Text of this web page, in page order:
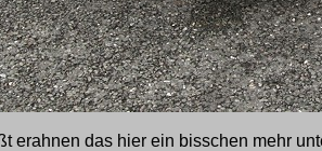
erahnen das hier ein bisschen mehr